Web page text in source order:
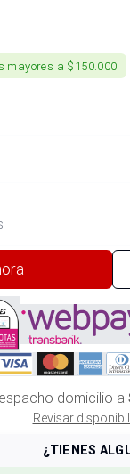
mayores a $150.000
domicilio a
Revisar
¿TIENES